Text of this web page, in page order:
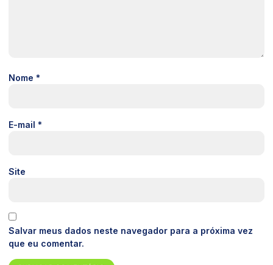
Nome *
E-mail *
Site
Salvar meus dados neste navegador para a próxima vez
que eu comentar.